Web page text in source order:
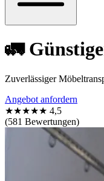
🚛
Zuverlässiger
Angebot anfordern
★★★★★ 4,5
(581 Bewertungen)